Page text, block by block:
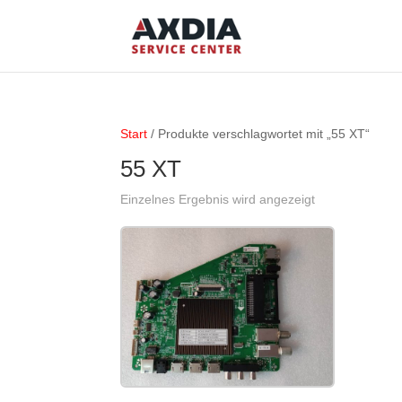
Start / Produkte verschlagwortet mit „55 XT“
55 XT
Einzelnes Ergebnis wird angezeigt